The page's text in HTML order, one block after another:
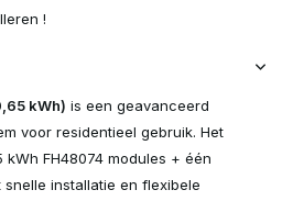
!
kWh) is een geavanceerd
voor residentieel gebruik. Het
FH48074 modules + één
snelle installatie en flexibele